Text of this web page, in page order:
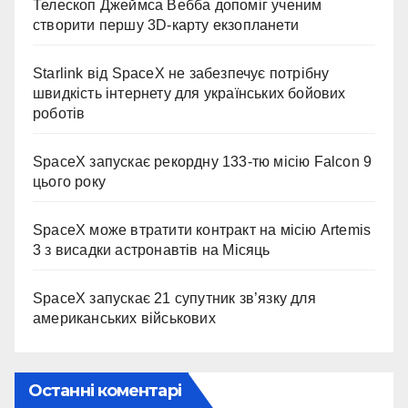
Телескоп Джеймса Вебба допоміг ученим
створити першу 3D-карту екзопланети
Starlink від SpaceX не забезпечує потрібну
швидкість інтернету для українських бойових
роботів
SpaceX запускає рекордну 133-тю місію Falcon 9
цього року
SpaceX може втратити контракт на місію Artemis
3 з висадки астронавтів на Місяць
SpaceX запускає 21 супутник зв’язку для
американських військових
Останні коментарі